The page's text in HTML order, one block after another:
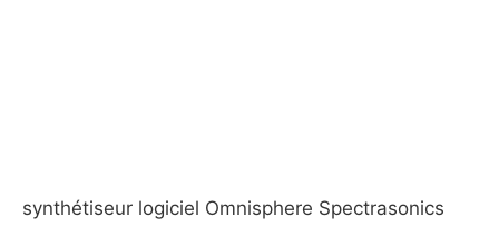
synthétiseur logiciel Omnisphere Spectrasonics